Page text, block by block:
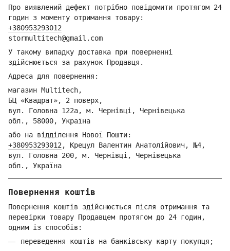
Про виявлений дефект потрібно повідомити протягом 24
годин з моменту отримання товару:
+380953293012
stormultitech@gmail.com
У такому випадку доставка при поверненні
здійснюється за рахунок Продавця.
Адреса для повернення:
магазин Multitech,
БЦ «Квадрат», 2 поверх,
вул. Головна 122а, м. Чернівці, Чернівецька
обл., 58000, Україна
або на відділення Нової Пошти:
+380953293012, Крецул Валентин Анатолійович, №4,
вул. Головна 200, м. Чернівці, Чернівецька
обл., Україна
Повернення коштів
Повернення коштів здійснюється після отримання та
перевірки товару Продавцем протягом до 24 годин,
одним із способів:
переведення коштів на банківську карту покупця;